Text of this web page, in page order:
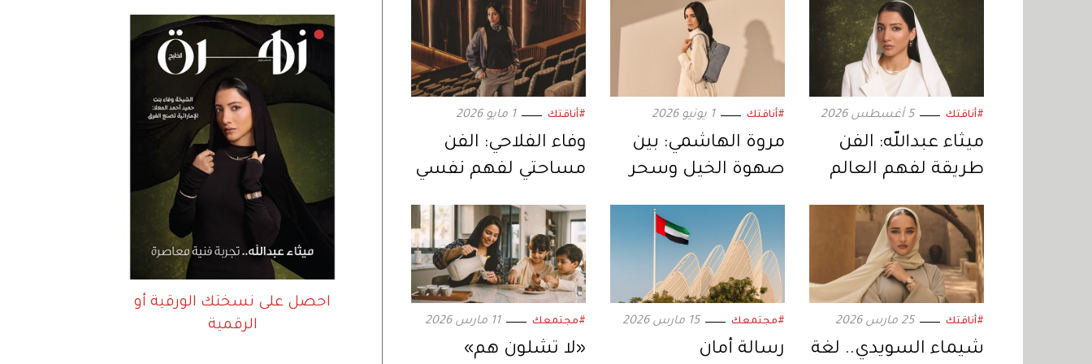
#أناقتك 5 أغسطس 2026
ميثاء عبدالله: الفن
طريقة لفهم العالم
#أناقتك 1 يونيو 2026
مروة الهاشمي: بين
صهوة الخيل وسحر
#أناقتك 1 مايو 2026
وفاء الفلاحي: الفن
مساحتي لفهم نفسي
#أناقتك 25 مارس 2026
شيماء السويدي.. لغة
#مجتمعك 15 مارس 2026
رسالة أمان
#مجتمعك 11 مارس 2026
«لا تشلون هم»
احصل على نسختك الورقية أو
الرقمية